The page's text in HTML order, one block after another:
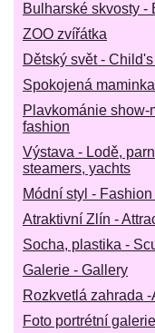
Bulharské skvosty -
ZOO zvířátka
Dětský svět -
Spokojená
Plavkománie
fashion
Výstava - Lodě,
steamers, yachts
Módní styl -
Atraktivní Zlín -
Socha, plastika -
Galerie - Gallery
Rozkvetlá zahrada
Foto portrétní